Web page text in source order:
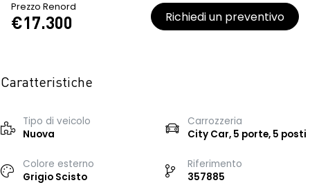
Prezzo Renord
€17.300 Richiedi un preventivo
Caratteristiche
Tipo di veicolo
Nuova
Carrozzeria
City Car, 5 porte, 5 posti
Colore esterno
Grigio Scisto
Riferimento
357885